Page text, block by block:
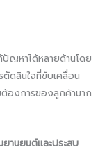
ญหาได้หลายด้านโดย
ตัดสินใจที่ขับเคลื่อน
องการของลูกค้ามาก
านยนต์และประสบ